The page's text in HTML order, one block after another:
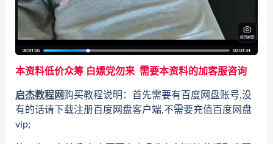
本资料低价众筹 白嫖党勿来 需要本资料的加客服咨询
启杰教程网购买教程说明：首先需要有百度网盘账号,没
有的话请下载注册百度网盘客户端,不需要充值百度网盘
vip;